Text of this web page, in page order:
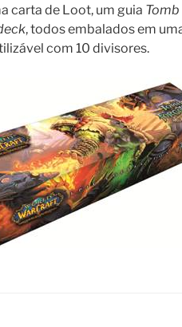
carta de Loot, um guia
, todos embalados em
com 10 divisores.